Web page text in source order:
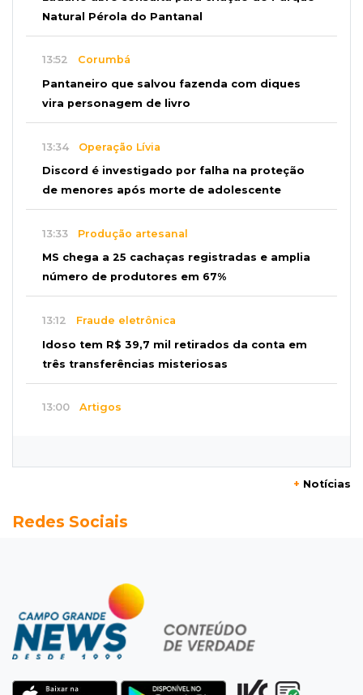
Natural Pérola do Pantanal
13:52 Corumbá
Pantaneiro que salvou fazenda com diques
vira personagem de livro
13:34 Operação Lívia
Discord é investigado por falha na proteção
de menores após morte de adolescente
13:33 Produção artesanal
MS chega a 25 cachaças registradas e amplia
número de produtores em 67%
13:12 Fraude eletrônica
Idoso tem R$ 39,7 mil retirados da conta em
três transferências misteriosas
13:00 Artigos
sem energia em Campo Grande
Mulher em situação de rua coloca fogo em
terreno e causa incêndio no Santo Amaro
12:10 Direito
encurta tarefas administrativas
+ Notícias
Redes Sociais